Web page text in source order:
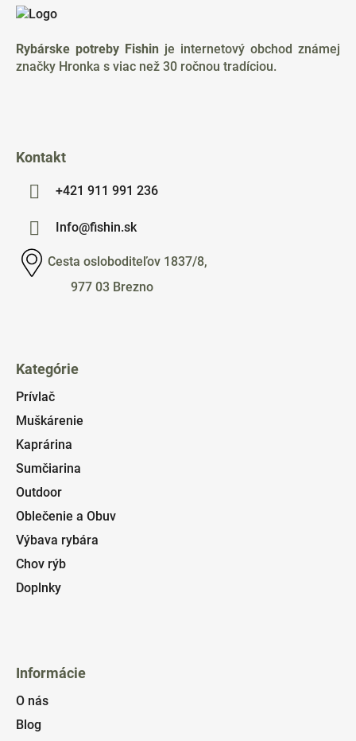
Rybárske potreby Fishin je internetový obchod známej
značky Hronka s viac než 30 ročnou tradíciou.
Kontakt
+421 911 991 236
Info@fishin.sk
Cesta osloboditeľov 1837/8,
977 03 Brezno
Kategórie
Prívlač
Muškárenie
Kaprárina
Sumčiarina
Outdoor
Oblečenie a Obuv
Výbava rybára
Chov rýb
Doplnky
Informácie
O nás
Blog